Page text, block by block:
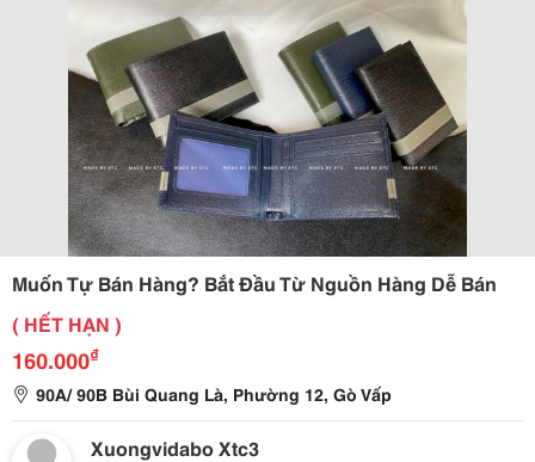
Muốn Tự Bán Hàng? Bắt Đầu Từ Nguồn Hàng Dễ Bán
( HẾT HẠN )
160.000₫
90A/ 90B Bùi Quang Là, Phường 12, Gò Vấp
Xuongvidabo Xtc3